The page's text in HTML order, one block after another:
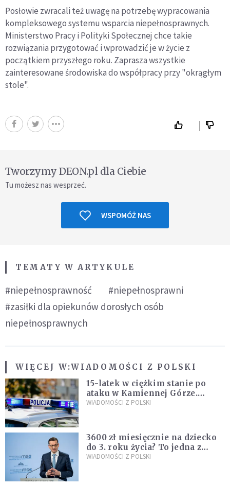
Posłowie zwracali też uwagę na potrzebę wypracowania
kompleksowego systemu wsparcia niepełnosprawnych.
Ministerstwo Pracy i Polityki Społecznej chce takie
rozwiązania przygotować i wprowadzić je w życie z
początkiem przyszłego roku. Zaprasza wszystkie
zainteresowane środowiska do współpracy przy "okrągłym
stole".
Tworzymy DEON.pl dla Ciebie
Tu możesz nas wesprzeć.
WSPOMÓŻ NAS
TEMATY W ARTYKULE
#niepełnosprawność
#niepełnosprawni
#zasiłki dla opiekunów dorosłych osób
niepełnosprawnych
WIĘCEJ W:WIADOMOŚCI Z POLSKI
15-latek w ciężkim stanie po
ataku w Kamiennej Górze.
Policja zatrzymała dwóch
WIADOMOŚCI Z POLSKI
3600 zł miesięcznie na dziecko
do 3. roku życia? To jedna z
propozycji programu "Rozwój
WIADOMOŚCI Z POLSKI